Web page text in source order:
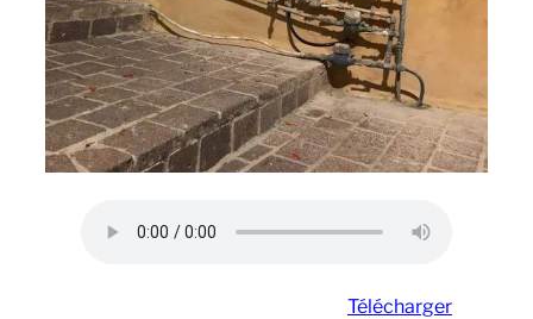
Télécharger